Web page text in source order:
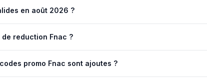
en août 2026 ?
reduction Fnac ?
promo Fnac sont ajoutes ?